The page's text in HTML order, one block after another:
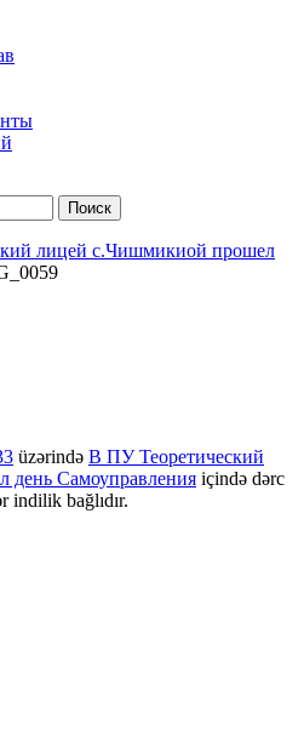
Поиск
лицей с.Чишмикиой прошел
üzərində В ПУ Теоретический
Самоуправления içində dərc
indilik bağlıdır.